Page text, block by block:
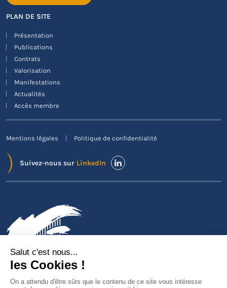
PLAN DE SITE
Présentation
Publications
Contrats
Valorisation
Manifestations
Actualités
Accès membre
Mentions légales Politique de confidentialité
Suivez-nous sur LinkedIn